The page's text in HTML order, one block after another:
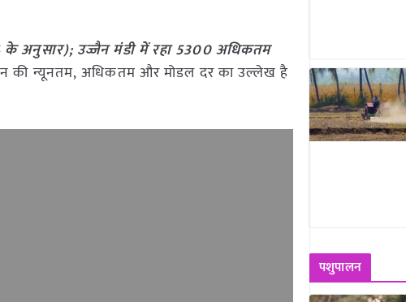
अनुसार); उज्जैन मंडी में रहा 5300 अधिकतम
की न्यूनतम, अधिकतम और मोडल दर का उल्लेख है
पशुपालन